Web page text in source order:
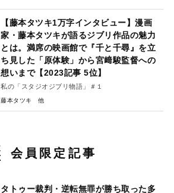
【藤本タツキ1万字インタビュー】漫画
家・藤本タツキが語るジブリ作品の魅力
とは。満席の映画館で『千と千尋』を立
ち見した「原体験」から宮﨑駿監督への
想いまで【2023記事 5位】
私の「スタジオジブリ物語」＃１
藤本タツキ
会員限定記事
タトゥー裁判・逆転無罪が勝ち取った多